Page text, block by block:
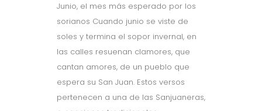
Junio, el mes más esperado por los
sorianos Cuando junio se viste de
soles y termina el sopor invernal, en
las calles resuenan clamores, que
cantan amores, de un pueblo que
espera su San Juan. Estos versos
pertenecen a una de las Sanjuaneras,